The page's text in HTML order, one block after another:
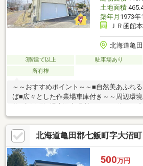
土地面積
築年月 1973年
ＪＲ函館
北海道亀
3階建て以上 駐車場あり
所有権
～～おすすめポイント～～■自然美あふれ
ば■広々とした作業場車庫付き～～周辺環
分■七飯町役場大沼出張所・・・14分■セブ
▼▼ 打ち合わせ・見学プランご用意
探し始めの方向け＞しっかりコース(1h~)/
(0.5h~) 詳しくは物件詳細下段の「イベ
さい。
北海道亀田郡七飯町字大沼
500万円